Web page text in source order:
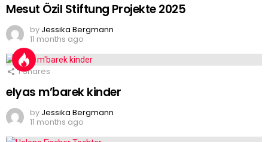
Mesut Özil Stiftung Projekte 2025
by Jessika Bergmann
11 months ago
1 Shares
elyas m’barek kinder
by Jessika Bergmann
11 months ago